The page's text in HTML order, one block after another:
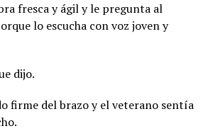
fresca y ágil y le pregunta al
lo escucha con voz joven y
dijo.
firme del brazo y el veterano sentía